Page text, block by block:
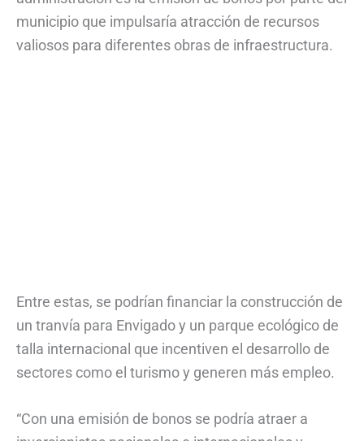
municipio que impulsaría atracción de recursos
valiosos para diferentes obras de infraestructura.
Entre estas, se podrían financiar la construcción de
un tranvía para Envigado y un parque ecológico de
talla internacional que incentiven el desarrollo de
sectores como el turismo y generen más empleo.
“Con una emisión de bonos se podría atraer a